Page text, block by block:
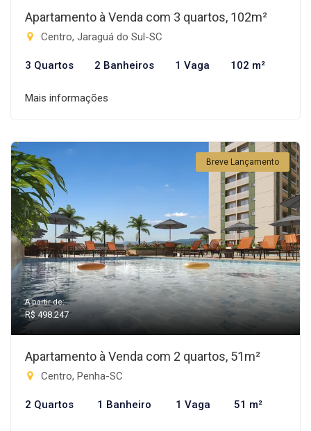
Apartamento à Venda com 3 quartos, 102m²
Centro, Jaraguá do Sul-SC
3 Quartos 2 Banheiros 1 Vaga 102 m²
Mais informações
Breve Lançamento
A partir de:
R$ 498.247
Apartamento à Venda com 2 quartos, 51m²
Centro, Penha-SC
2 Quartos 1 Banheiro 1 Vaga 51 m²